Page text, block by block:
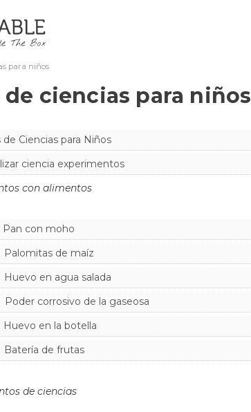
para niños
ciencias para niños
Ciencias para Niños
ciencia experimentos
con alimentos
Pan con moho
Palomitas de maíz
Huevo en agua salada
Poder corrosivo de la gaseosa
Huevo en la botella
Batería de frutas
de ciencias